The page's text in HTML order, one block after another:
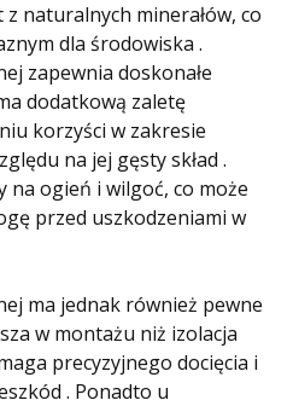
naturalnych minerałów, co
dla środowiska .
zapewnia doskonałe
dodatkową zaletę
korzyści w zakresie
na jej gęsty skład .
ogień i wilgoć, co może
przed uszkodzeniami w
ma jednak również pewne
w montażu niż izolacja
precyzyjnego docięcia i
. Ponadto u